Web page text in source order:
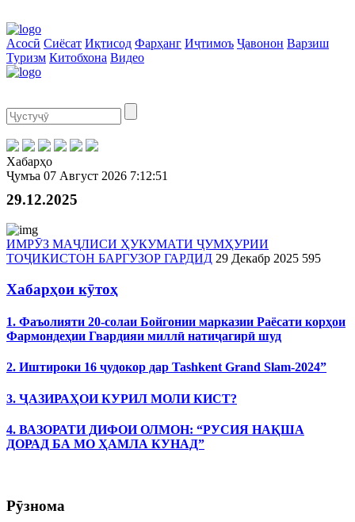
Асосӣ Сиёсат Иқтисод Фарҳанг Иҷтимоъ Ҷавонон Варзиш
Туризм Китобхона Видео
Хабарҳо
Ҷумъа 07 Август 2026 7:12:51
29.12.2025
ИМРӮЗ МАҶЛИСИ ҲУКУМАТИ ҶУМҲУРИИ
ТОҶИКИСТОН БАРГУЗОР ГАРДИД 29 Декабр 2025 595
Хабарҳои кӯтоҳ
1. Фаъолияти 20-солаи Бойгонии марказии Раёсати корҳои
Фармондеҳии Гвардияи миллӣ натиҷагирӣ шуд
2. Иштироки 16 ҷудокор дар Tashkent Grand Slam-2024”
3. ҶАЗИРАҲОИ КУРИЛ МОЛИ КИСТ?
4. ВАЗОРАТИ ДИФОИ ОЛМОН: “РУСИЯ НАҚША
ДОРАД БА МО ҲАМЛА КУНАД”
Рӯзнома